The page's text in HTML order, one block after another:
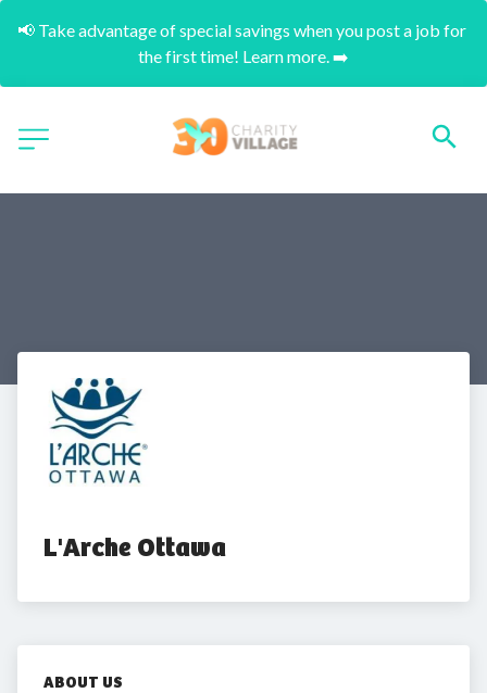
📢 Take advantage of special savings when you post a job for
the first time! Learn more. ➡️
L'Arche Ottawa
ABOUT US